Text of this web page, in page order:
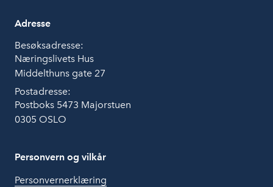
Adresse
Besøksadresse:
Næringslivets Hus
Middelthuns gate 27
Postadresse:
Postboks 5473 Majorstuen
0305 OSLO
Personvern og vilkår
Personvernerklæring